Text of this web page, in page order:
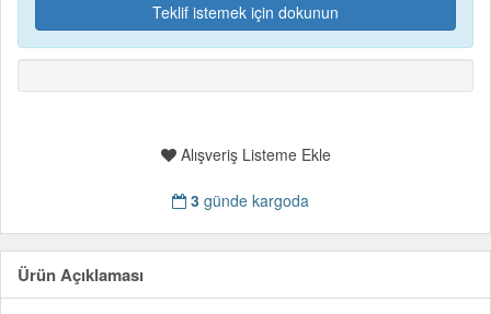
Teklif istemek için dokunun
Alışveriş Listeme Ekle
3günde kargoda
Ürün Açıklaması